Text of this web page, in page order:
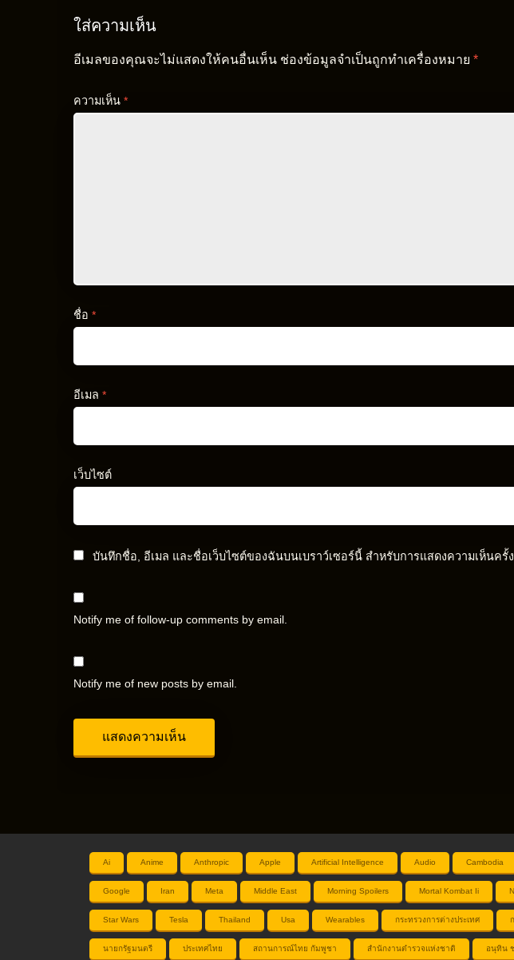
ใส่ความเห็น
อีเมลของคุณจะไม่แสดงให้คนอื่นเห็น ช่องข้อมูลจำเป็นถูกทำเครื่องหมาย *
ความเห็น *
ชื่อ *
อีเมล *
เว็บไซต์
บันทึกชื่อ, อีเมล และชื่อเว็บไซต์ของฉันบนเบราว์เซอร์นี้ สำหรับการแสดงความเห็นครั้ง
Notify me of follow-up comments by email.
Notify me of new posts by email.
Ai Anime Anthropic Apple Artificial Intelligence Audio Cambodia
Google Iran Meta Middle East Morning Spoilers Mortal Kombat Ii
Star Wars Tesla Thailand Usa Wearables กระทรวงการต่างประเทศ
นายกรัฐมนตรี ประเทศไทย สถานการณ์ไทย กัมพูชา สำนักงานตำรวจแห่งชาติ อนุทิน